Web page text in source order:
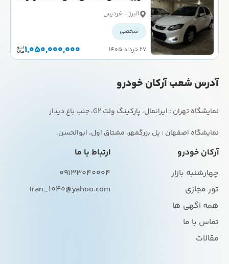
البرز - فردیس
شخصی
۲۷ خرداد ۱۴۰۵
1,050,000,000
آدرس شعب آرکان خودرو
نمایشگاه اصفهان : پل بزرگمهر، مشتاق اول، ابوالحسن.
آرکان خودرو
چهارشنبه بازار
تور مجازی
همه اگهی ها
تماس با ما
مقالات
ارتباط با ما
09133040004
Iran_1040@yahoo.com